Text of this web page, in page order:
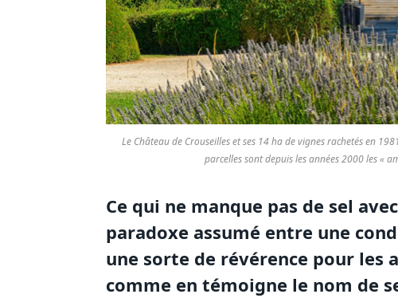
Le Château de Crouseilles et ses 14 ha de vignes rachetés en
parcelles sont depuis les années 2000 les «
Ce qui ne manque pas de sel
paradoxe assumé entre une
une sorte de révérence pour les
comme en témoigne le nom de